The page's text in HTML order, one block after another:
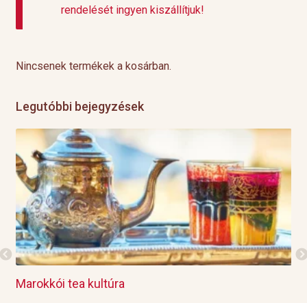
rendelését ingyen kiszállítjuk!
Nincsenek termékek a kosárban.
Legutóbbi bejegyzések
Marokkói tea kultúra